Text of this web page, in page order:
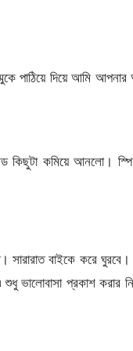
পাঠিয়ে দিয়ে আমি
কিছুটা কমিয়ে আনলো।
বাইকে করে
প্রকাশ করার